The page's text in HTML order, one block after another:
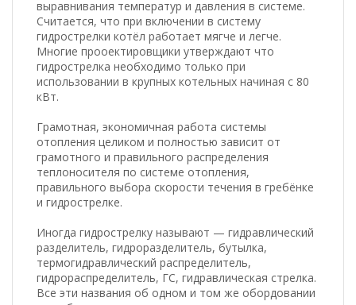
выравнивания температур и давления в системе.
Считается, что при включении в систему
гидрострелки котёл работает мягче и легче.
Многие прооектировщики утверждают что
гидрострелка необходимо только при
использовании в крупных котельных начиная с 80
кВт.
Грамотная, экономичная работа системы
отопления целиком и полностью зависит от
грамотного и правильного распределения
теплоносителя по системе отопления,
правильного выбора скорости течения в гребёнке
и гидрострелке.
Иногда гидрострелку называют — гидравлический
разделитель, гидроразделитель, бутылка,
термогидравлический распределитель,
гидрораспределитель, ГС, гидравлическая стрелка.
Все эти названия об одном и том же обордовании